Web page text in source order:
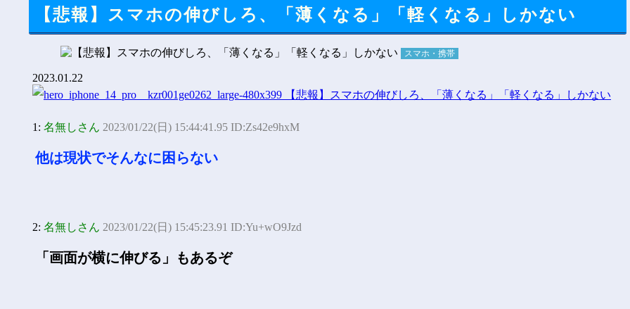
【悲報】スマホの伸びしろ、「薄くなる」「軽くなる」しかない
スマホ・携帯
2023.01.22
1: 名無しさん 2023/01/22(日) 15:44:41.95 ID:Zs42e9hxM
他は現状でそんなに困らない
2: 名無しさん 2023/01/22(日) 15:45:23.91 ID:Yu+wO9Jzd
「画面が横に伸びる」もあるぞ